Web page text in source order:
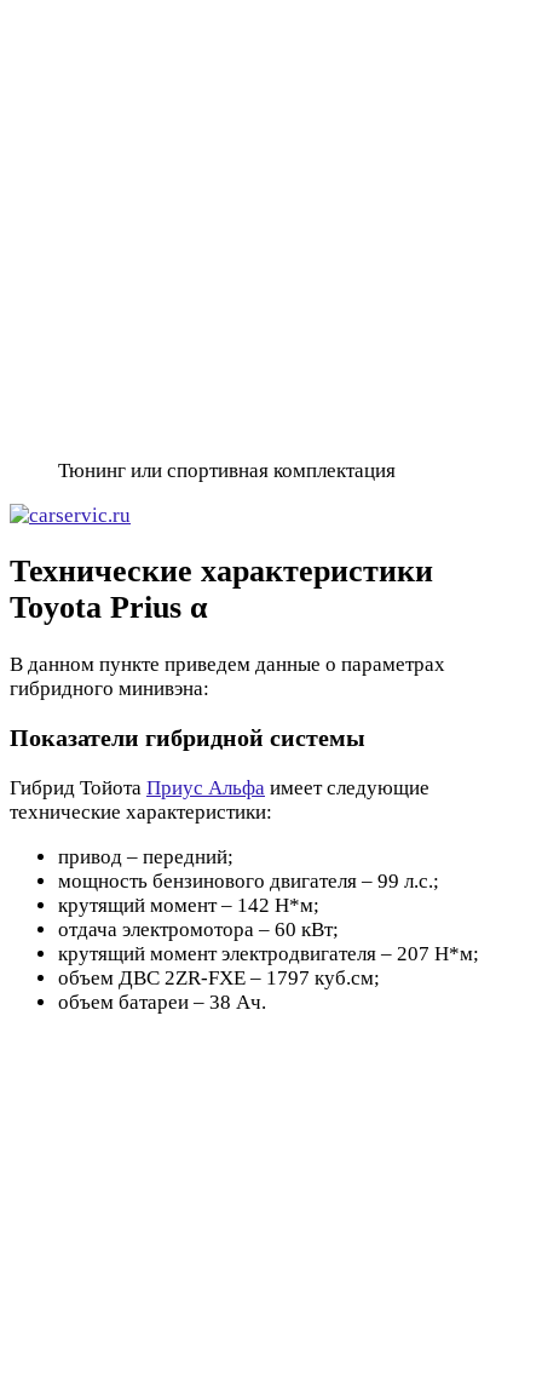
Тюнинг или спортивная комплектация
Технические характеристики
Toyota Prius α
В данном пункте приведем данные о параметрах
гибридного минивэна:
Показатели гибридной системы
Гибрид Тойота Приус Альфа имеет следующие
технические характеристики:
привод – передний;
мощность бензинового двигателя – 99 л.с.;
крутящий момент – 142 Н*м;
отдача электромотора – 60 кВт;
крутящий момент электродвигателя – 207 Н*м;
объем ДВС 2ZR-FXE – 1797 куб.см;
объем батареи – 38 Ач.